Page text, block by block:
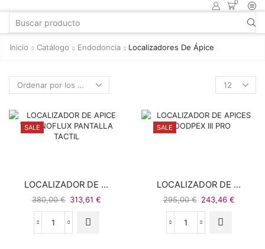
0
Inicio Catálogo Endodoncia Localizadores De Ápice
SALE
LOCALIZADOR DE ...
380,00€ 313,61 €
SALE
LOCALIZADOR DE ...
295,00€ 243,46 €